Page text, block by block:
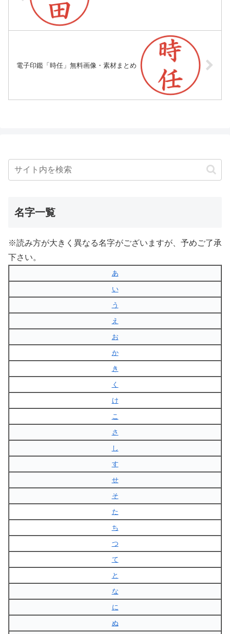
電子印鑑「時任」無料画像・素材まとめ
名字一覧
※読み方が大きく異なる名字がございますが、予めご了承
下さい。
あ
い
う
え
お
か
き
く
け
こ
さ
し
す
せ
そ
た
ち
つ
て
と
な
に
ぬ